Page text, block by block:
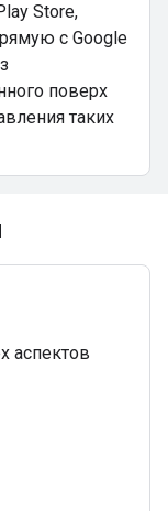
Store,
с Google
поверх
таких
аспектов